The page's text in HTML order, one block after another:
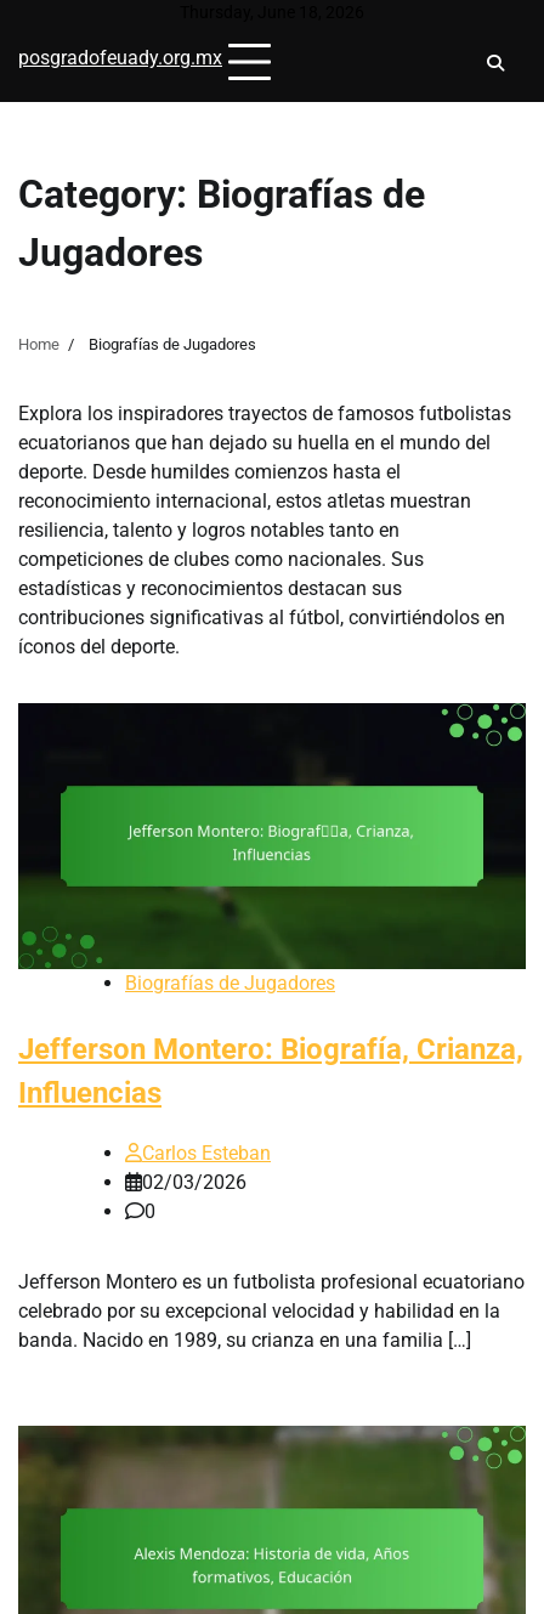
content
posgradofeuady.org.mx
Category: Biografías de
Jugadores
Home Biografías de Jugadores
Explora los inspiradores trayectos de famosos futbolistas
ecuatorianos que han dejado su huella en el mundo del
deporte. Desde humildes comienzos hasta el
reconocimiento internacional, estos atletas muestran
resiliencia, talento y logros notables tanto en
competiciones de clubes como nacionales. Sus
estadísticas y reconocimientos destacan sus
contribuciones significativas al fútbol, convirtiéndolos en
íconos del deporte.
Biografías de Jugadores
Jefferson Montero: Biografía, Crianza,
Influencias
Carlos Esteban
02/03/2026
0
Jefferson Montero es un futbolista profesional ecuatoriano
celebrado por su excepcional velocidad y habilidad en la
banda. Nacido en 1989, su crianza en una familia […]